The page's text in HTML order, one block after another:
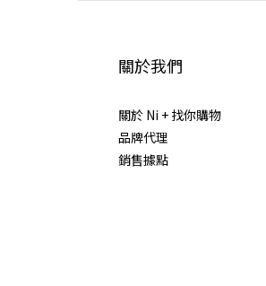
關於我們
關於 Ni + 找你購物
品牌代理
銷售據點